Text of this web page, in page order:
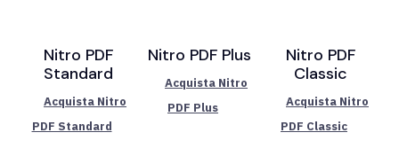
Nitro PDF
Standard
Acquista Nitro
PDF Standard
Nitro PDF Plus
Acquista Nitro
PDF Plus
Nitro PDF
Classic
Acquista Nitro
PDF Classic